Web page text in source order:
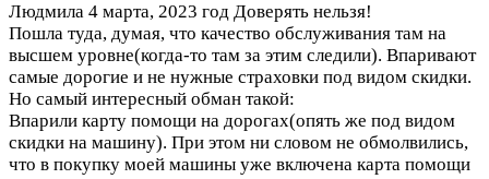
Людмила 4 марта, 2023 год Доверять нельзя!
Пошла туда, думая, что качество обслуживания там на
высшем уровне(когда-то там за этим следили). Впаривают
самые дорогие и не нужные страховки под видом скидки.
Но самый интересный обман такой:
Впарили карту помощи на дорогах(опять же под видом
скидки на машину). При этом ни словом не обмолвились,
что в покупку моей машины уже включена карта помощи